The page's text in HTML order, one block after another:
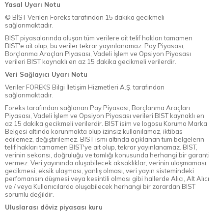
Yasal Uyarı Notu
© BİST Verileri Foreks tarafından 15 dakika gecikmeli
sağlanmaktadır.
BIST piyasalarında oluşan tüm verilere ait telif hakları tamamen
BIST'e ait olup, bu veriler tekrar yayınlanamaz. Pay Piyasası,
Borçlanma Araçları Piyasası, Vadeli İşlem ve Opsiyon Piyasası
verileri BIST kaynaklı en az 15 dakika gecikmeli verilerdir.
Veri Sağlayıcı Uyarı Notu
Veriler FOREKS Bilgi İletişim Hizmetleri A.Ş. tarafından
sağlanmaktadır.
Foreks tarafından sağlanan Pay Piyasası, Borçlanma Araçları
Piyasası, Vadeli İşlem ve Opsiyon Piyasası verileri BIST kaynaklı en
az 15 dakika gecikmeli verilerdir. BIST isim ve logosu Koruma Marka
Belgesi altında korunmakta olup izinsiz kullanılamaz, iktibas
edilemez, değiştirilemez. BIST ismi altında açıklanan tüm belgelerin
telif hakları tamamen BIST'ye ait olup, tekrar yayınlanamaz. BIST,
verinin sekansı, doğruluğu ve tamlığı konusunda herhangi bir garanti
vermez. Veri yayınında oluşabilecek aksaklıklar, verinin ulaşmaması,
gecikmesi, eksik ulaşması, yanlış olması, veri yayın sistemindeki
perfomansın düşmesi veya kesintili olması gibi hallerde Alıcı, Alt Alıcı
ve / veya Kullanıcılarda oluşabilecek herhangi bir zarardan BIST
sorumlu değildir.
Uluslarası döviz piyasası kuru